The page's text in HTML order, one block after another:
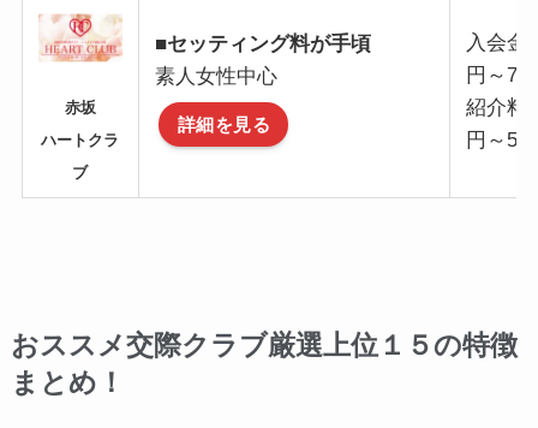
赤坂
ハートクラ
ブ
■セッティング料が手頃
素人女性中心
詳細を見る
入会金
円～7
紹介料
円～5
おススメ交際クラブ厳選上位１５の特徴
まとめ！